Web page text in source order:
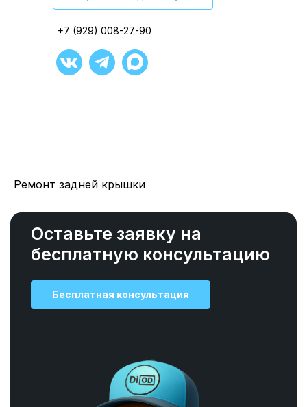
+7 (929) 008-27-90
+7 (929) 008-27-90
+7 (929) 008-27-90
+7 (929) 008-27-90
+7 (929) 008-27-90
Ремонт задней крышки
Оставьте заявку на
бесплатную консультацию
Бесплатная консультация